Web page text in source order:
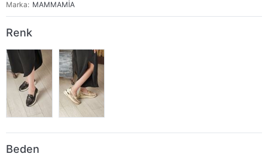
Marka
MAMMAMİA
Renk
Beden